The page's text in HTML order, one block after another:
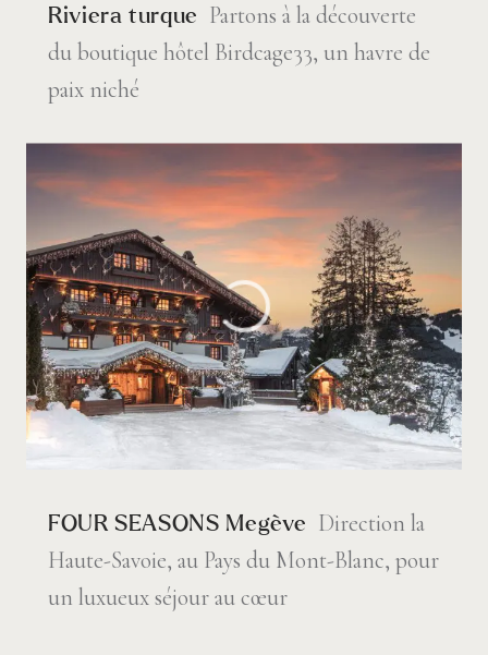
Riviera turque
Partons à la découverte
du boutique hôtel Birdcage33, un havre de
paix niché
FOUR SEASONS Megève
Direction la
Haute-Savoie, au Pays du Mont-Blanc, pour
un luxueux séjour au cœur